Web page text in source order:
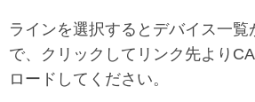
ラインを選択するとデバイス一
で、クリックしてリンク先より
ロードしてください。